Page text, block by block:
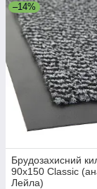
–14%
Брудозахисний
90х150 Classic
Лейла)